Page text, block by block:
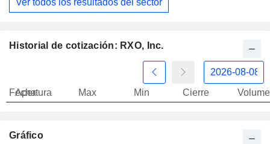
Historial de cotización: RXO, Inc.
Fecha
Apertura Max Min Cierre
Gráfico